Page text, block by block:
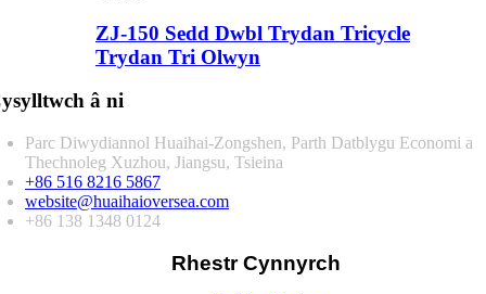
ZJ-150 Sedd Dwbl Trydan Tricycle
Trydan Tri Olwyn
â ni
Parc Diwydiannol Huaihai-Zongshen, Parth Datblygu Economi a
Thechnoleg Xuzhou, Jiangsu, Tsieina
+86 516 8216 5867
website@huaihaioversea.com
+86 138 1348 0124
Rhestr Cynnyrch